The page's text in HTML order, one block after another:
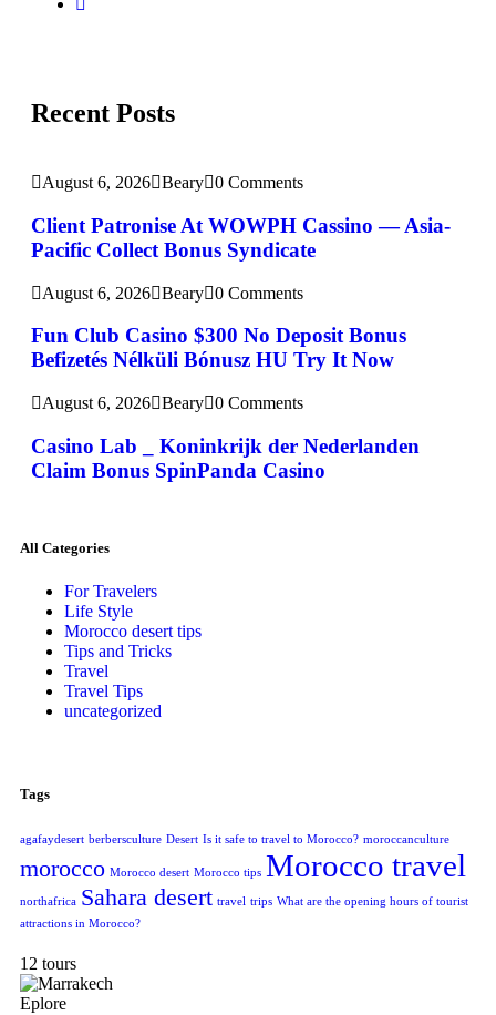
Recent Posts
August 6, 2026 Beary 0 Comments
Client Patronise At WOWPH Cassino — Asia-
Pacific Collect Bonus Syndicate
August 6, 2026 Beary 0 Comments
Fun Club Casino $300 No Deposit Bonus
Befizetés Nélküli Bónusz HU Try It Now
August 6, 2026 Beary 0 Comments
Casino Lab _ Koninkrijk der Nederlanden
Claim Bonus SpinPanda Casino
All Categories
For Travelers
Life Style
Morocco desert tips
Tips and Tricks
Travel
Travel Tips
uncategorized
Tags
agafaydesert berbersculture Desert Is it safe to travel to Morocco? moroccanculture
morocco Morocco desert Morocco tips Morocco travel
northafrica Sahara desert travel trips What are the opening hours of tourist
attractions in Morocco?
12 tours
Eplore